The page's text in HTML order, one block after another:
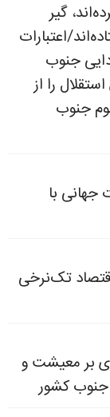
گیر
اعتبارات
جنوب
را از
جنوب
جهانی با
تک‌نرخی
بر معیشت و
جنوب کشور